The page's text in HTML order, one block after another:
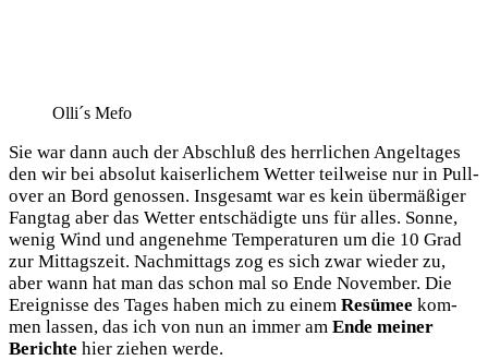
Olli´s Mefo
Sie war dann auch der Abschluß des herr­li­chen Angel­ta­ges
den wir bei abso­lut kai­ser­li­chem Wet­ter teil­wei­se nur in Pull­
over an Bord genos­sen. Ins­ge­samt war es kein über­mä­ßi­ger
Fang­tag aber das Wet­ter ent­schä­dig­te uns für alles. Son­ne,
wenig Wind und ange­neh­me Tem­pe­ra­tu­ren um die 10 Grad
zur Mit­tags­zeit. Nach­mit­tags zog es sich zwar wie­der zu,
aber wann hat man das schon mal so Ende Novem­ber. Die
Ereig­nis­se des Tages haben mich zu einem Resü­mee kom­
men las­sen, das ich von nun an immer am Ende mei­ner
Berich­te hier zie­hen werde.